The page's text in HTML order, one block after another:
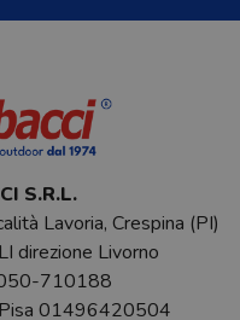
S.R.L.
Lavoria, Crespina (PI)
direzione Livorno
710188
Pisa 01496420504